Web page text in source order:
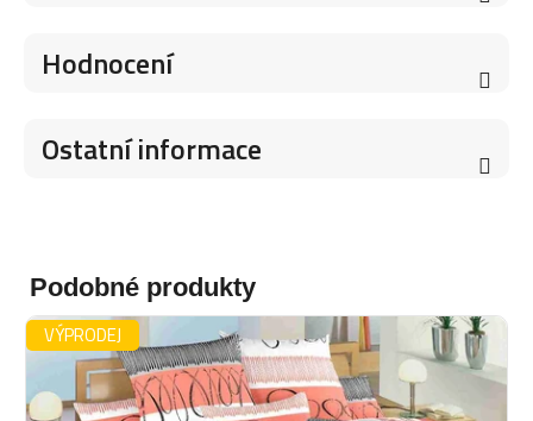
Hodnocení
Ostatní informace
Podobné produkty
VÝPRODEJ